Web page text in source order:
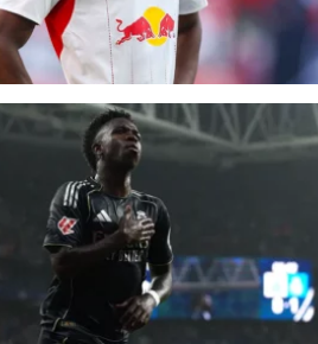
un braquage avec
de la prolongation de Vinicius Jr
toujours pas abouti. Une
à Liverpool.